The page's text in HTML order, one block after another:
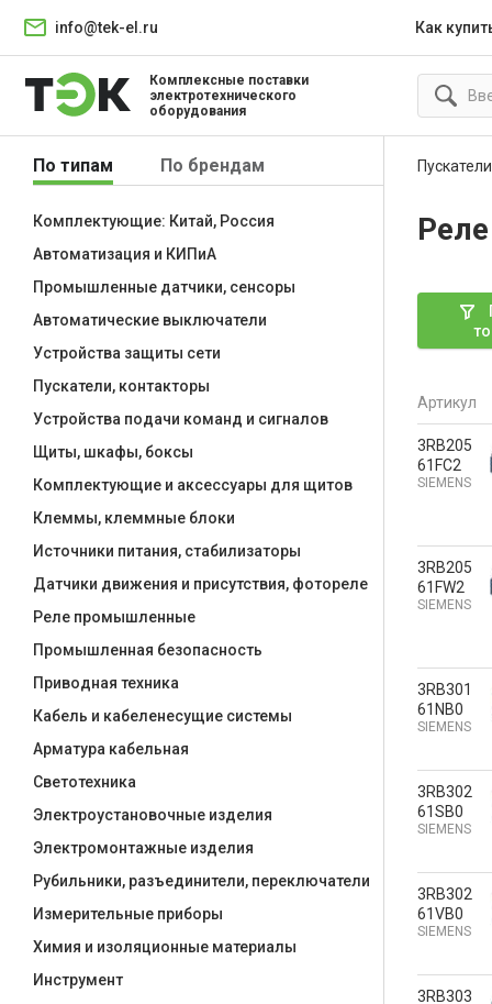
info@tek-el.ru Как
Комплексные поставки
электротехнического
оборудования
Артикул
3RB205
61FC2
SIEMENS
3RB205
61FW2
SIEMENS
3RB301
61NB0
SIEMENS
3RB302
61SB0
SIEMENS
3RB302
61VB0
SIEMENS
3RB303
По типам По брендам
Комплектующие: Китай, Россия
Автоматизация и КИПиА
Промышленные датчики, сенсоры
Автоматические выключатели
Устройства защиты сети
Пускатели, контакторы
Устройства подачи команд и сигналов
Щиты, шкафы, боксы
Комплектующие и аксессуары для щитов
Клеммы, клеммные блоки
Источники питания, стабилизаторы
Датчики движения и присутствия, фотореле
Реле промышленные
Промышленная безопасность
Приводная техника
Кабель и кабеленесущие системы
Арматура кабельная
Светотехника
Электроустановочные изделия
Электромонтажные изделия
Рубильники, разъединители, переключатели
Измерительные приборы
Химия и изоляционные материалы
Инструмент